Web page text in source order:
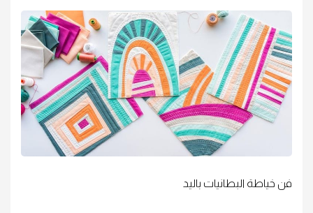
فن خياطة البطانيات باليد